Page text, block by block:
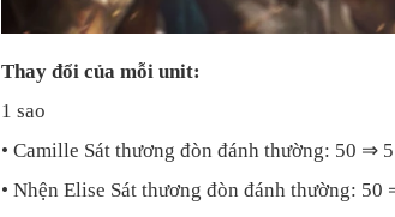
Thay đổi của mỗi unit:
1 sao
• Camille Sát thương đòn đánh thường: 50 ⇒
• Nhện Elise Sát thương đòn đánh thường: 50